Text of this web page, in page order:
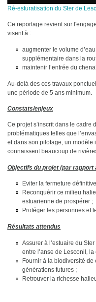
Ré-esturatisation du Ster de
Ce reportage revient sur
visent à :
augmenter le volume
supplémentaire dans la
maintenir l’entrée du
Au-delà des ces travaux
une période de 5 ans minimum.
Constats/enjeux
Ce projet s’inscrit dans le cadre
problématiques telles que
et dans son pilotage, un modèle
connaissent beaucoup de
Objectifs du projet (par rapport
Eviter la fermeture
Reconquérir ce milieu
estuarienne de prospérer ;
Protéger les personnes et
Résultats attendus
Assurer à l’estuaire du
entre l’anse de Lesconil,
Fournir à la biodiversité
générations futures ;
Retrouver la richesse